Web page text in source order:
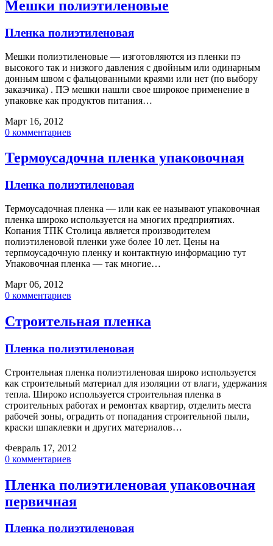
Мешки полиэтиленовые
Пленка полиэтиленовая
Мешки полиэтиленовые — изготовляются из пленки пэ
высокого так и низкого давления с двойным или одинарным
донным швом с фальцованными краями или нет (по выбору
заказчика) . ПЭ мешки нашли свое широкое применение в
упаковке как продуктов питания…
Март 16, 2012
0 комментариев
Термоусадочна пленка упаковочная
Пленка полиэтиленовая
Термоусадочная пленка — или как ее называют упаковочная
пленка широко используется на многих предприятиях.
Копания ТПК Столица является производителем
полиэтиленовой пленки уже более 10 лет. Цены на
терпмоусадочную пленку и контактную информацию тут
Упаковочная пленка — так многие…
Март 06, 2012
0 комментариев
Строительная пленка
Пленка полиэтиленовая
Строительная пленка полиэтиленовая широко используется
как строительный материал для изоляции от влаги, удержания
тепла. Широко используется строительная пленка в
строительных работах и ремонтах квартир, отделить места
рабочей зоны, оградить от попадания строительной пыли,
краски шпаклевки и других материалов…
Февраль 17, 2012
0 комментариев
Пленка полиэтиленовая упаковочная
первичная
Пленка полиэтиленовая